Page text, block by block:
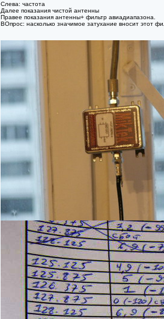
Слева: частота
Далее показания чистой антенны
Правее показания антенны+ фильтр авиадиапазона.
ВОпрос: насколько значимое затухание вносит этот